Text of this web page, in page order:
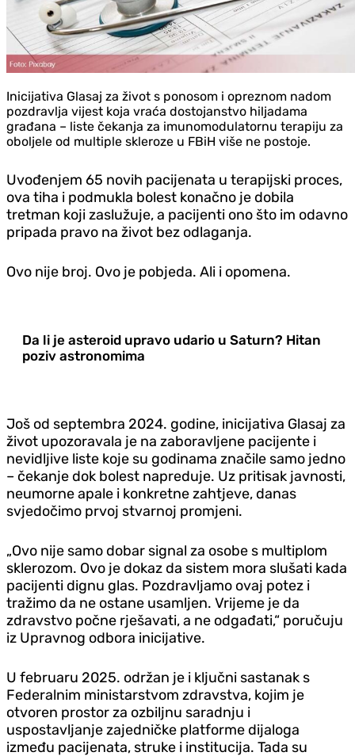
Inicijativa Glasaj za život s ponosom i opreznom nadom
pozdravlja vijest koja vraća dostojanstvo hiljadama
građana – liste čekanja za imunomodulatornu terapiju za
oboljele od multiple skleroze u FBiH više ne postoje.
Uvođenjem 65 novih pacijenata u terapijski proces,
ova tiha i podmukla bolest konačno je dobila
tretman koji zaslužuje, a pacijenti ono što im odavno
pripada pravo na život bez odlaganja.
Ovo nije broj. Ovo je pobjeda. Ali i opomena.
Da li je asteroid upravo udario u Saturn? Hitan
poziv astronomima
Još od septembra 2024. godine, inicijativa Glasaj za
život upozoravala je na zaboravljene pacijente i
nevidljive liste koje su godinama značile samo jedno
– čekanje dok bolest napreduje. Uz pritisak javnosti,
neumorne apale i konkretne zahtjeve, danas
svjedočimo prvoj stvarnoj promjeni.
„Ovo nije samo dobar signal za osobe s multiplom
sklerozom. Ovo je dokaz da sistem mora slušati kada
pacijenti dignu glas. Pozdravljamo ovaj potez i
tražimo da ne ostane usamljen. Vrijeme je da
zdravstvo počne rješavati, a ne odgađati,“ poručuju
iz Upravnog odbora inicijative.
U februaru 2025. održan je i ključni sastanak s
Federalnim ministarstvom zdravstva, kojim je
otvoren prostor za ozbiljnu saradnju i
uspostavljanje zajedničke platforme dijaloga
između pacijenata, struke i institucija. Tada su